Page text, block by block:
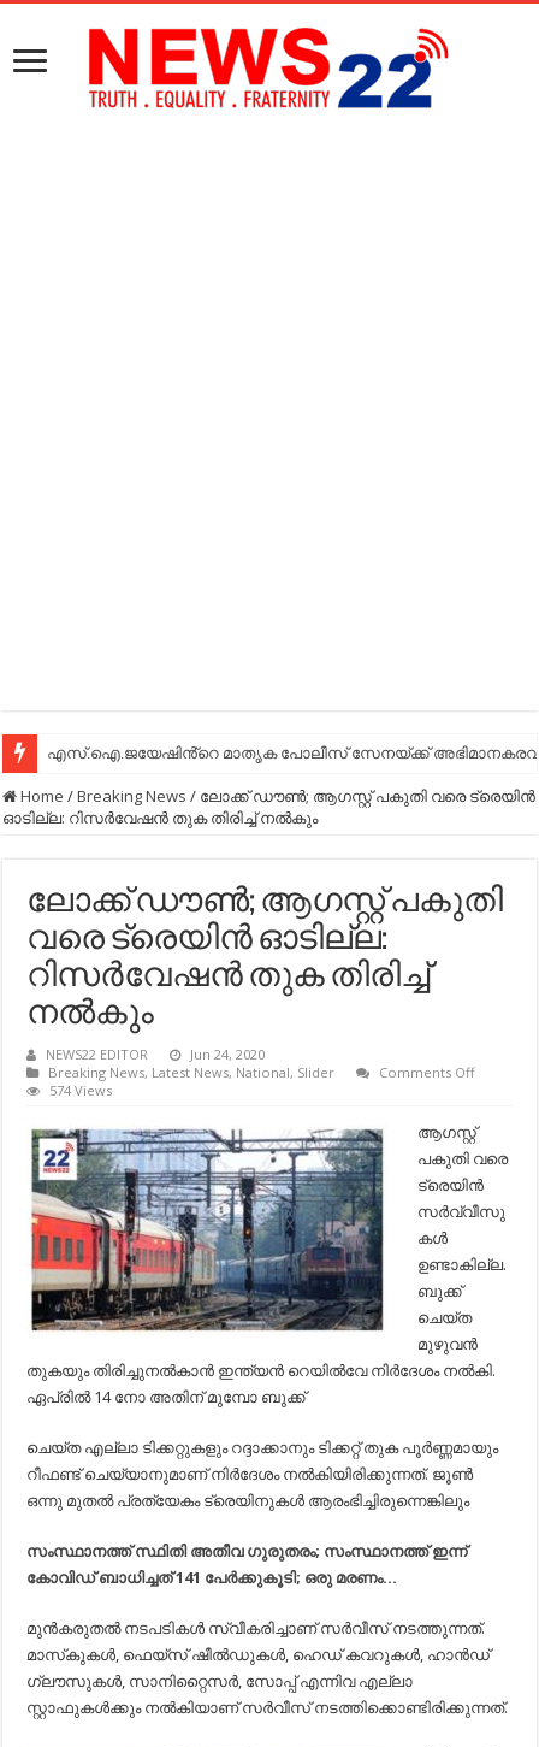
എസ്.ഐ.ജയേഷിൻ്റെ മാതൃക പോലീസ് സേനയ്ക്ക്
Home /Breaking News / ലോക്ക് ഡൗണ്‍; ആഗസ്റ്റ് പകുതി വരെ ട്രെയിന്‍
ഓടില്ല: റിസര്‍വേഷന്‍ തുക തിരിച്ച്‌ നല്‍കും
ലോക്ക് ഡൗണ്‍; ആഗസ്റ്റ് പകുതി
വരെ ട്രെയിന്‍ ഓടില്ല:
റിസര്‍വേഷന്‍ തുക തിരിച്ച്‌
നല്‍കും
NEWS22 EDITOR
Jun 24, 2020
Breaking News, Latest News, National, Slider Comments Offon
ആഗസ്റ്റ്
പകുതി
വരെ
ട്രെയിന്‍
ഓടില്ല:
നല്‍കും
574 Views
ആഗസ്റ്റ്
പകുതി വരെ
ട്രെയിന്‍
സര്‍വ്വീസു
കള്‍
ഉണ്ടാകില്ല.
ബുക്ക്
ചെയ്ത
മുഴുവന്‍
തുകയും തിരിച്ചുനല്‍കാന്‍ ഇന്ത്യന്‍ റെയില്‍വേ നിര്‍ദേശം നല്‍കി.
ഏപ്രില്‍ 14 നോ അതിന് മുമ്പോ ബുക്ക്
ചെയ്ത എല്ലാ ടിക്കറ്റുകളും റദ്ദാക്കാനും ടിക്കറ്റ് തുക പൂര്‍ണ്ണമായും
റീഫണ്ട് ചെയ്യാനുമാണ് നിര്‍ദേശം നല്‍കിയിരിക്കുന്നത്. ജൂണ്‍
ഒന്നു മുതല്‍ പ്രത്യേകം ട്രെയിനുകള്‍ ആരംഭിച്ചിരുന്നെങ്കിലും
സംസ്ഥാനത്ത് സ്ഥിതി അതീവ ഗുരുതരം; സംസ്ഥാനത്ത് ഇന്ന്
കോവിഡ് ബാധിച്ചത് 141 പേർക്കുകൂടി; ഒരു മരണം…
മുന്‍കരുതല്‍ നടപടികള്‍ സ്വീകരിച്ചാണ് സര്‍വീസ് നടത്തുന്നത്.
മാസ്‌കുകള്‍, ഫെയ്സ് ഷീല്‍ഡുകള്‍, ഹെഡ് കവറുകള്‍, ഹാന്‍ഡ്
ഗ്ലൗസുകള്‍, സാനിറ്റൈസര്‍, സോപ്പ് എന്നിവ എല്ലാ
സ്റ്റാഫുകള്‍ക്കും നല്‍കിയാണ് സര്‍വീസ് നടത്തിക്കൊണ്ടിരിക്കുന്നത്.